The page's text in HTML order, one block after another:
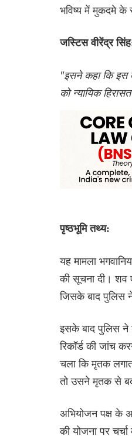
भविष्य में मुकदमे के
जस्टिस वीरेंद्र
"इसने कहा कि इस
को न्यायिक
पृष्ठभूमि तथ्य:
यह मामला
की सूचना दी। शव
जिसके बाद पुलिस ने
इसके बाद पुलिस ने
रिकॉर्ड की जांच
चला कि मृतक
तो उसने मृतक से
अभियोजन पक्ष के
की योजना पर